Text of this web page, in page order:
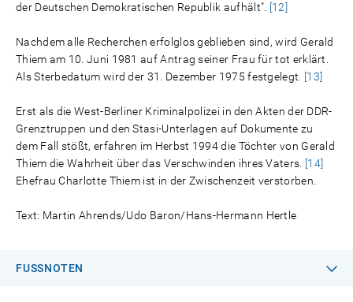
der Deutschen Demokratischen Republik aufhält". [12]
Nachdem alle Recherchen erfolglos geblieben sind, wird Gerald
Thiem am 10. Juni 1981 auf Antrag seiner Frau für tot erklärt.
Als Sterbedatum wird der 31. Dezember 1975 festgelegt. [13]
Erst als die West-Berliner Kriminalpolizei in den Akten der DDR-
Grenztruppen und den Stasi-Unterlagen auf Dokumente zu
dem Fall stößt, erfahren im Herbst 1994 die Töchter von Gerald
Thiem die Wahrheit über das Verschwinden ihres Vaters. [14]
Ehefrau Charlotte Thiem ist in der Zwischenzeit verstorben.
Text: Martin Ahrends/Udo Baron/Hans-Hermann Hertle
FUSSNOTEN